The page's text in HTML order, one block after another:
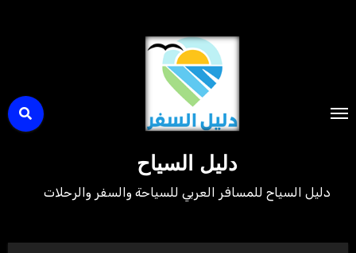
دليل السياح
دليل السياح للمسافر العربي للسياحة والسفر والرحلات